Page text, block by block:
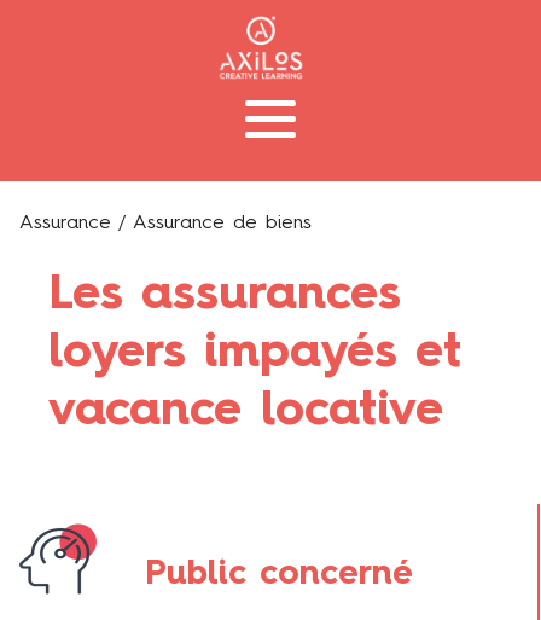
Assurance / Assurance de biens
Les assurances
loyers impayés et
vacance locative
Public concerné